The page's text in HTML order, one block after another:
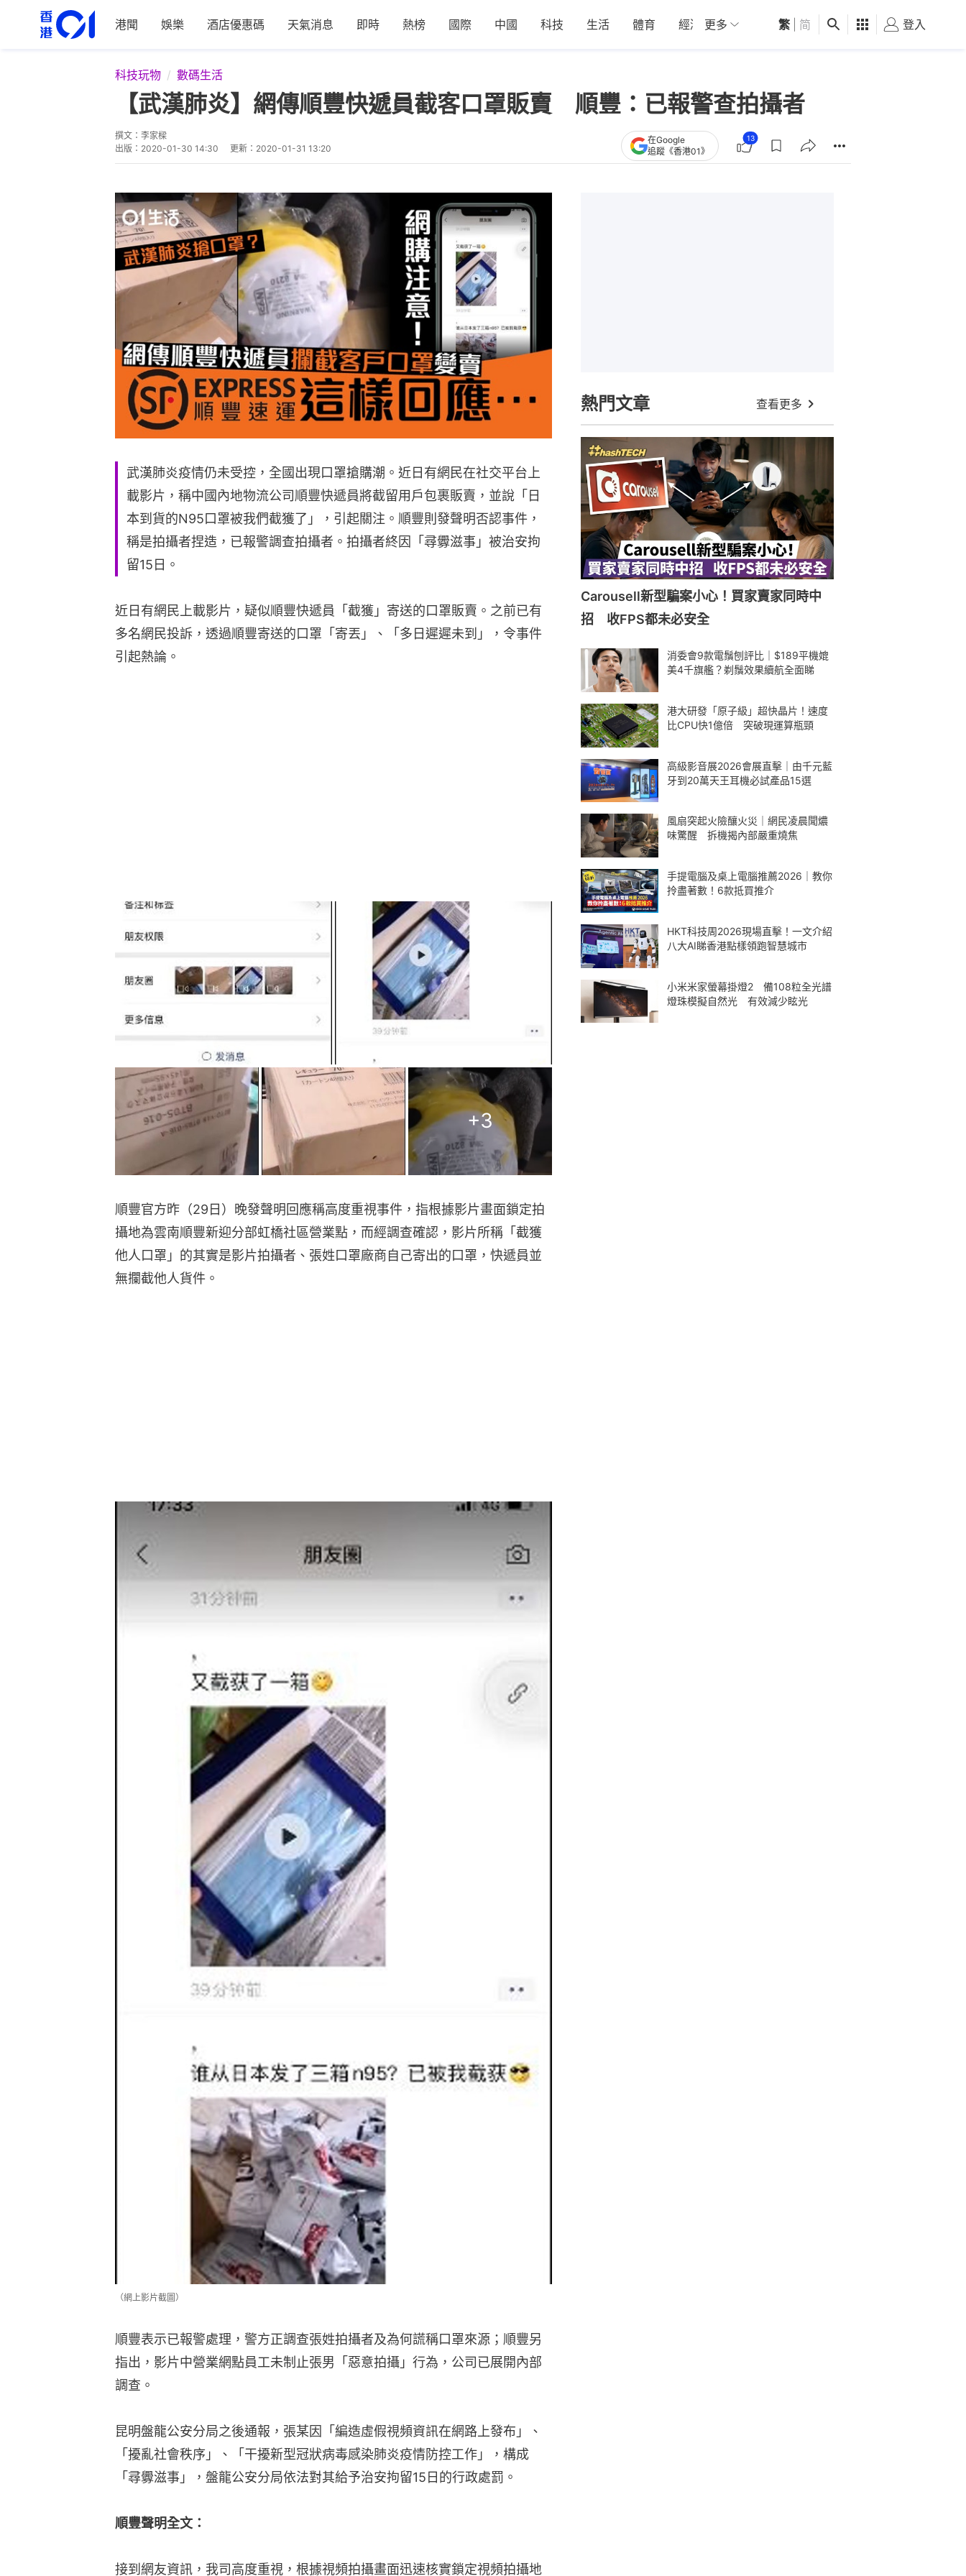
港聞 娛樂 酒店優惠碼 天氣消息 即時 熱榜 國際 中國 科技 生活 體育 經濟 01深圳 觀點 健康 好食玩飛
更多 繁 简 登入
科技玩物 數碼生活
【武漢肺炎】網傳順豐快遞員截客口罩販賣 順豐：已報警查拍攝者
撰文： 李家樑
出版： 2020-01-30 14:30 更新： 2020-01-31 13:20
在Google
追蹤《香港01》
13
武漢肺炎疫情仍未受控，全國出現口罩搶購潮。近日有網民在社交平台上
載影片，稱中國內地物流公司順豐快遞員將截留用戶包裹販賣，並說「日
本到貨的N95口罩被我們截獲了」，引起關注。順豐則發聲明否認事件，
稱是拍攝者捏造，已報警調查拍攝者。拍攝者終因「尋釁滋事」被治安拘
留15日。
近日有網民上載影片，疑似順豐快遞員「截獲」寄送的口罩販賣。之前已有
多名網民投訴，透過順豐寄送的口罩「寄丟」、「多日遲遲未到」，令事件
引起熱論。
+3
順豐官方昨（29日）晚發聲明回應稱高度重視事件，指根據影片畫面鎖定拍
攝地為雲南順豐新迎分部虹橋社區營業點，而經調查確認，影片所稱「截獲
他人口罩」的其實是影片拍攝者、張姓口罩廠商自己寄出的口罩，快遞員並
無攔截他人貨件。
（網上影片截圖）
順豐表示已報警處理，警方正調查張姓拍攝者及為何謊稱口罩來源；順豐另
指出，影片中營業網點員工未制止張男「惡意拍攝」行為，公司已展開內部
調查。
昆明盤龍公安分局之後通報，張某因「編造虛假視頻資訊在網路上發布」、
「擾亂社會秩序」、「干擾新型冠狀病毒感染肺炎疫情防控工作」，構成
「尋釁滋事」，盤龍公安分局依法對其給予治安拘留15日的行政處罰。
順豐聲明全文：
接到網友資訊，我司高度重視，根據視頻拍攝畫面迅速核實鎖定視頻拍攝地
熱門文章 查看更多
Carousell新型騙案小心！買家賣家同時中
招 收FPS都未必安全
消委會9款電鬚刨評比｜$189平機媲
美4千旗艦？剃鬚效果續航全面睇
港大研發「原子級」超快晶片！速度
比CPU快1億倍 突破現運算瓶頸
高級影音展2026會展直擊｜由千元藍
牙到20萬天王耳機必試產品15選
風扇突起火險釀火災｜網民凌晨聞燶
味驚醒 拆機揭內部嚴重燒焦
手提電腦及桌上電腦推薦2026｜教你
拎盡著數！6款抵買推介
HKT科技周2026現場直擊！一文介紹
八大AI睇香港點樣領跑智慧城市
小米米家螢幕掛燈2 備108粒全光譜
燈珠模擬自然光 有效減少眩光